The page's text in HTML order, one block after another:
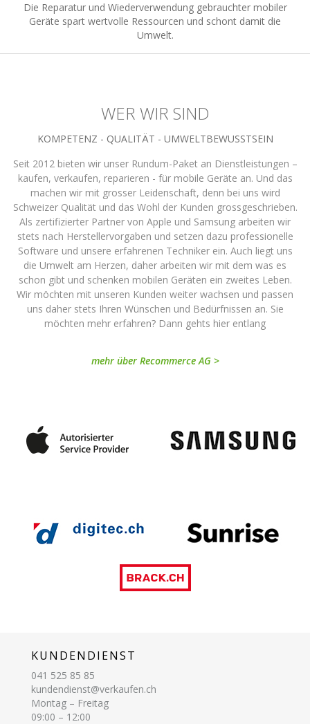
Die Reparatur und Wiederverwendung gebrauchter mobiler
Geräte spart wertvolle Ressourcen und schont damit die
Umwelt.
WER WIR SIND
KOMPETENZ - QUALITÄT - UMWELTBEWUSSTSEIN
Seit 2012 bieten wir unser Rundum-Paket an Dienstleistungen –
kaufen, verkaufen, reparieren - für mobile Geräte an. Und das
machen wir mit grosser Leidenschaft, denn bei uns wird
Schweizer Qualität und das Wohl der Kunden grossgeschrieben.
Als zertifizierter Partner von Apple und Samsung arbeiten wir
stets nach Herstellervorgaben und setzen dazu professionelle
Software und unsere erfahrenen Techniker ein. Auch liegt uns
die Umwelt am Herzen, daher arbeiten wir mit dem was es
schon gibt und schenken mobilen Geräten ein zweites Leben.
Wir möchten mit unseren Kunden weiter wachsen und passen
uns daher stets Ihren Wünschen und Bedürfnissen an. Sie
möchten mehr erfahren? Dann gehts hier entlang
mehr über Recommerce AG >
KUNDENDIENST
041 525 85 85
kundendienst@verkaufen.ch
Montag – Freitag
09:00 – 12:00